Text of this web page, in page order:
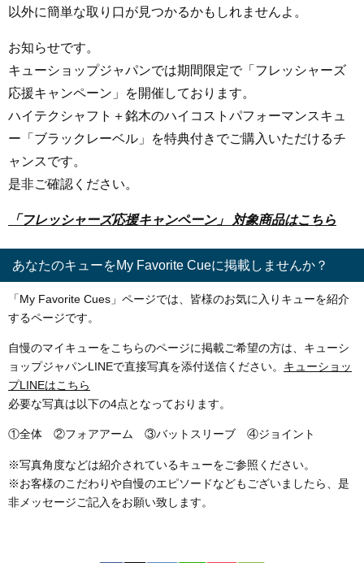
以外に簡単な取り口が見つかるかもしれませんよ。
お知らせです。
キューショップジャパンでは期間限定で「フレッシャーズ
応援キャンペーン」を開催しております。
ハイテクシャフト＋銘木のハイコストパフォーマンスキュ
ー「ブラックレーベル」を特典付きでご購入いただけるチ
ャンスです。
是非ご確認ください。
「フレッシャーズ応援キャンペーン」 対象商品はこちら
あなたのキューをMy Favorite Cueに掲載しませんか？
「My Favorite Cues」ページでは、皆様のお気に入りキューを紹介
するページです。
自慢のマイキューをこちらのページに掲載ご希望の方は、キューシ
ョップジャパンLINEで直接写真を添付送信ください。 キューショッ
プLINEはこちら
必要な写真は以下の4点となっております。
①全体 ②フォアアーム ③バットスリーブ ④ジョイント
※写真角度などは紹介されているキューをご参照ください。
※お客様のこだわりや自慢のエピソードなどもございましたら、是
非メッセージご記入をお願い致します。